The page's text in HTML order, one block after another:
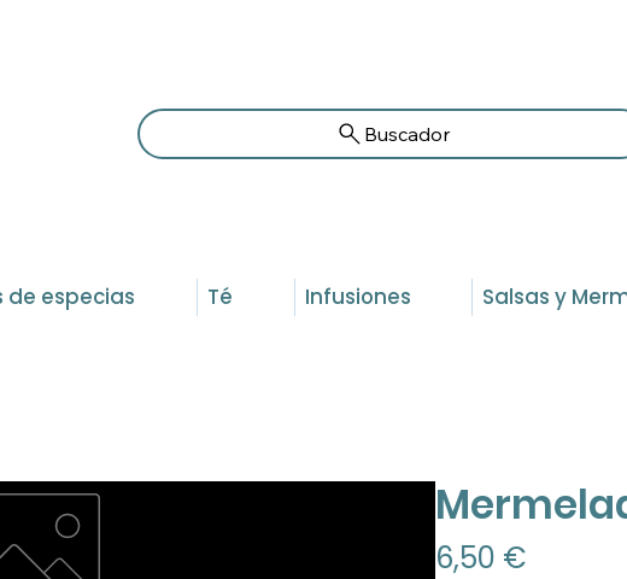
de especias Té Infusiones Salsas y
Buscador
6,50 €